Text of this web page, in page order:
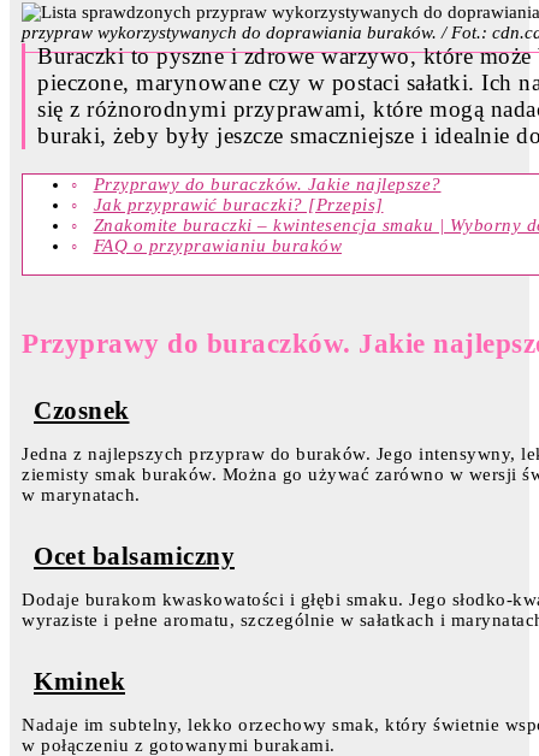
przypraw wykorzystywanych do doprawiania buraków. / Fot.:
Buraczki to pyszne i zdrowe warzywo, które
pieczone, marynowane czy w postaci sałatki. Ich
się z różnorodnymi przyprawami, które mogą
buraki, żeby były jeszcze smaczniejsze i idealnie
Przyprawy do buraczków. Jakie najlepsze?
Jak przyprawić buraczki? [Przepis]
Znakomite buraczki – kwintesencja smaku | Wyborny
FAQ o przyprawianiu buraków
Przyprawy do buraczków. Jakie
Czosnek
Jedna z najlepszych przypraw do buraków. Jego intensywny,
ziemisty smak buraków. Można go używać zarówno w wersji
w marynatach.
Ocet balsamiczny
Dodaje burakom kwaskowatości i głębi smaku. Jego słodko-
wyraziste i pełne aromatu, szczególnie w sałatkach i
Kminek
Nadaje im subtelny, lekko orzechowy smak, który świetnie
w połączeniu z gotowanymi burakami.